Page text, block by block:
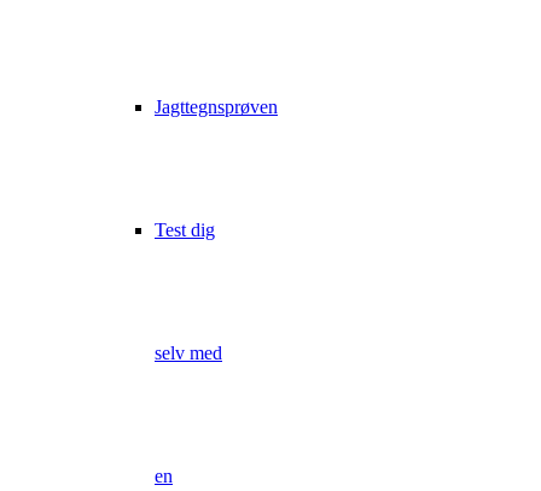
Jagttegnsprøven
Test dig
selv med
en